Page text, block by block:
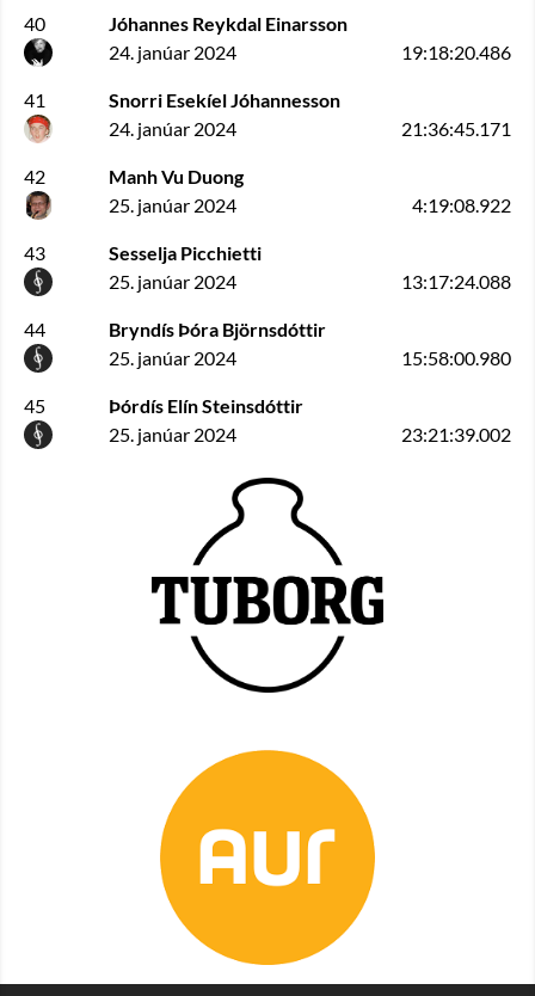
40
Jóhannes Reykdal Einarsson
24. janúar 2024
19:18:20.486
41
Snorri Esekíel Jóhannesson
24. janúar 2024
21:36:45.171
42
Manh Vu Duong
25. janúar 2024
4:19:08.922
43
Sesselja Picchietti
25. janúar 2024
13:17:24.088
44
Bryndís Þóra Björnsdóttir
25. janúar 2024
15:58:00.980
45
Þórdís Elín Steinsdóttir
25. janúar 2024
23:21:39.002